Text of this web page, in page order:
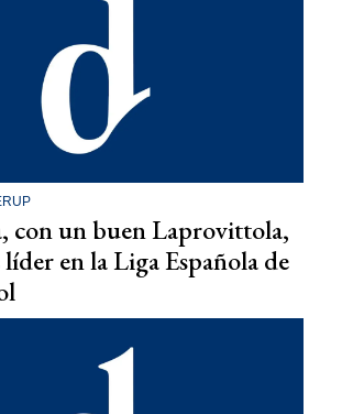
con un buen Laprovittola,
líder en la Liga Española de